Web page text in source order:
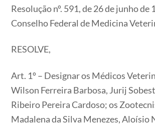
Resolução nº. 591, de 26 de junho de
Conselho Federal de Medicina
RESOLVE,
Art. 1º – Designar os Médicos
Wilson Ferreira Barbosa, Jurij
Ribeiro Pereira Cardoso; os
Madalena da Silva Menezes, Aloísio